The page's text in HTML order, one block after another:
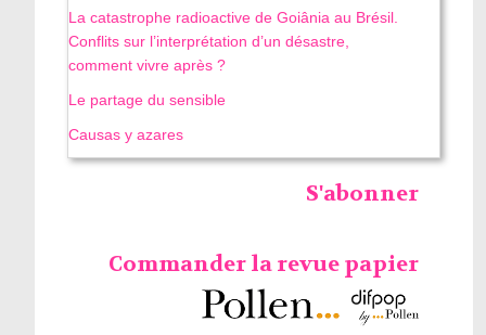
La catastrophe radioactive de Goiânia au Brésil.
Conflits sur l’interprétation d’un désastre,
comment vivre après ?
Le partage du sensible
Causas y azares
S'abonner
Commander la revue papier